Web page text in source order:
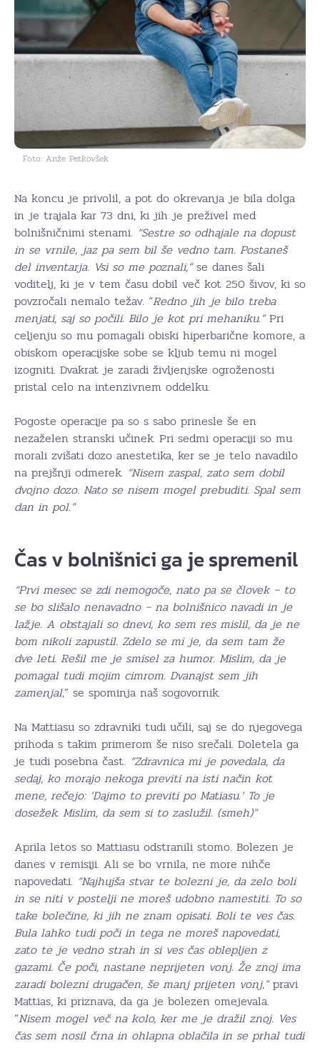
Foto: Anže Petkovšek
Na koncu je privolil, a pot do okrevanja je bila dolga
in je trajala kar 73 dni, ki jih je preživel med
bolnišničnimi stenami. “Sestre so odhajale na dopust
in se vrnile, jaz pa sem bil še vedno tam. Postaneš
del inventarja. Vsi so me poznali,”se danes šali
voditelj, ki je v tem času dobil več kot 250 šivov, ki so
povzročali nemalo težav. “Redno jih je bilo treba
menjati, saj so počili. Bilo je kot pri mehaniku.”Pri
celjenju so mu pomagali obiski hiperbarične komore, a
obiskom operacijske sobe se kljub temu ni mogel
izogniti. Dvakrat je zaradi življenjske ogroženosti
pristal celo na intenzivnem oddelku.
Pogoste operacije pa so s sabo prinesle še en
nezaželen stranski učinek. Pri sedmi operaciji so mu
morali zvišati dozo anestetika, ker se je telo navadilo
na prejšnji odmerek. “Nisem zaspal, zato sem dobil
dvojno dozo. Nato se nisem mogel prebuditi. Spal sem
dan in pol.”
Čas v bolnišnici ga je spremenil
“Prvi mesec se zdi nemogoče, nato pa se človek – to
se bo slišalo nenavadno – na bolnišnico navadi in je
lažje. A obstajali so dnevi, ko sem res mislil, da je ne
bom nikoli zapustil. Zdelo se mi je, da sem tam že
dve leti. Rešil me je smisel za humor. Mislim, da je
pomagal tudi mojim cimrom. Dvanajst sem jih
zamenjal,” se spominja naš sogovornik.
Na Mattiasu so zdravniki tudi učili, saj se do njegovega
prihoda s takim primerom še niso srečali. Doletela ga
je tudi posebna čast. “Zdravnica mi je povedala, da
sedaj, ko morajo nekoga previti na isti način kot
mene, rečejo: ‘Dajmo to previti po Matiasu.’ To je
dosežek. Mislim, da sem si to zaslužil. (smeh)”
Aprila letos so Mattiasu odstranili stomo. Bolezen je
danes v remisiji. Ali se bo vrnila, ne more nihče
napovedati. “Najhujša stvar te bolezni je, da zelo boli
in se niti v postelji ne moreš udobno namestiti. To so
take bolečine, ki jih ne znam opisati. Boli te ves čas.
Bula lahko tudi poči in tega ne moreš napovedati,
zato te je vedno strah in si ves čas oblepljen z
gazami. Če poči, nastane neprijeten vonj. Že znoj ima
zaradi bolezni drugačen, še manj prijeten vonj,”pravi
Mattias, ki priznava, da ga je bolezen omejevala.
“Nisem mogel več na kolo, ker me je dražil znoj. Ves
čas sem nosil črna in ohlapna oblačila in se prhal tudi